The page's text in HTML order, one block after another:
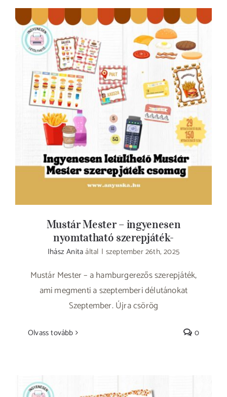
Mustár Mester – ingyenesen nyomtatható
szerepjáték-
Mustár Mester – ingyenesen
nyomtatható szerepjáték-
Ihász Anitaáltal | szeptember 26th, 2025
Mustár Mester – a hamburgerezős szerepjáték,
ami megmenti a szeptemberi délutánokat
Szeptember. Újra csörög
Olvass tovább 0